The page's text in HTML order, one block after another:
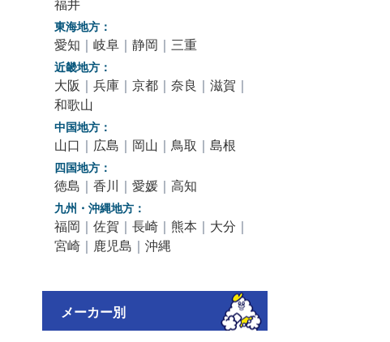
福井
東海地方：
愛知 ｜ 岐阜｜ 静岡 ｜ 三重
近畿地方：
大阪 ｜ 兵庫｜ 京都｜ 奈良 ｜ 滋賀 ｜
和歌山
中国地方：
山口 ｜ 広島 ｜ 岡山 ｜ 鳥取 ｜ 島根
四国地方：
徳島 ｜ 香川 ｜ 愛媛｜ 高知
九州・沖縄地方：
福岡 ｜ 佐賀 ｜ 長崎｜ 熊本 ｜ 大分 ｜
宮崎｜ 鹿児島 ｜ 沖縄
メーカー別